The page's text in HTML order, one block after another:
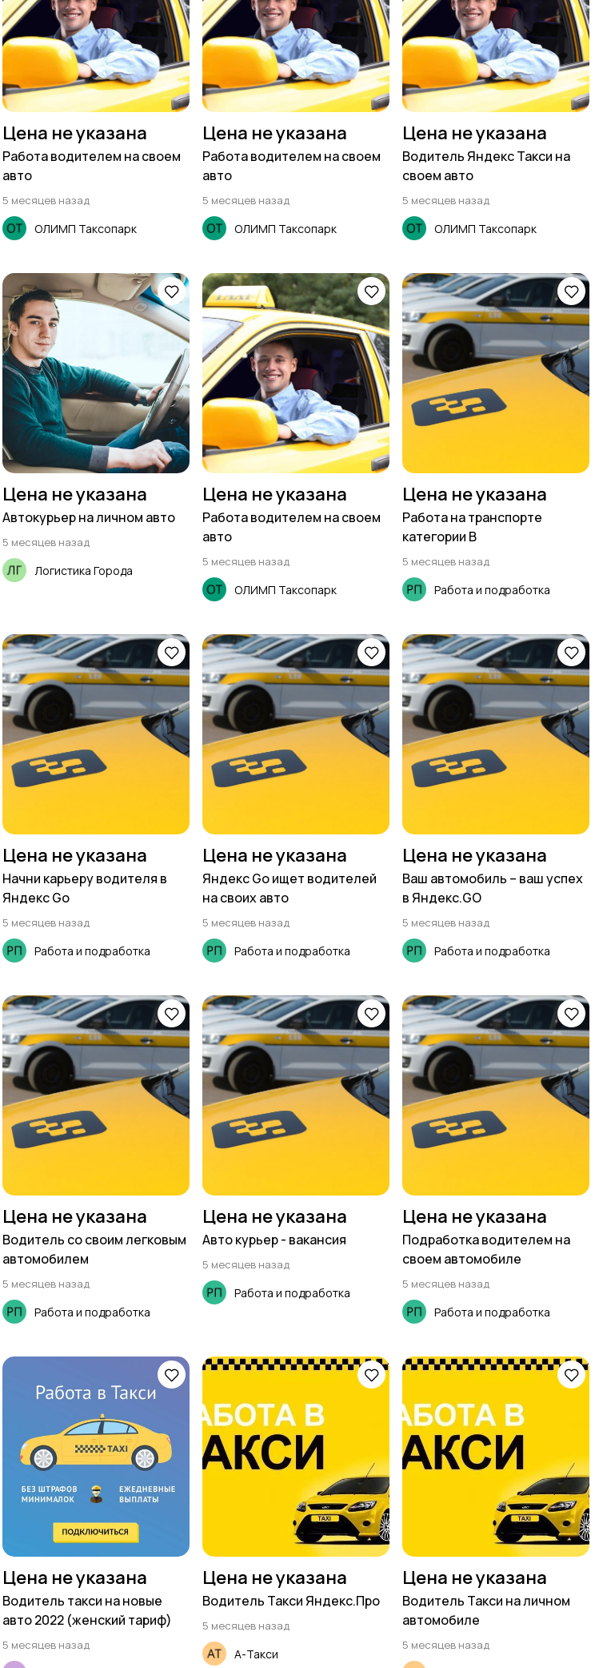
Цена не указана
Работа водителем на своем
авто
5 месяцев назад
ОЛИМП Таксопарк
Цена не указана
Работа водителем на своем
авто
5 месяцев назад
ОЛИМП Таксопарк
Цена не указана
Водитель Яндекс Такси на
своем авто
5 месяцев назад
ОЛИМП Таксопарк
Цена не указана
Автокурьер на личном авто
5 месяцев назад
Логистика Города
Цена не указана
Работа водителем на своем
авто
5 месяцев назад
ОЛИМП Таксопарк
Цена не указана
Работа на транспорте
категории В
5 месяцев назад
Работа и подработка
Цена не указана
Начни карьеру водителя в
Яндекс Go
5 месяцев назад
Работа и подработка
Цена не указана
Яндекс Go ищет водителей
на своих авто
5 месяцев назад
Работа и подработка
Цена не указана
Ваш автомобиль – ваш успех
в Яндекс.GO
5 месяцев назад
Работа и подработка
Цена не указана
Водитель со своим легковым
автомобилем
5 месяцев назад
Работа и подработка
Цена не указана
Авто курьер - вакансия
5 месяцев назад
Работа и подработка
Цена не указана
Подработка водителем на
своем автомобиле
5 месяцев назад
Работа и подработка
Цена не указана
Водитель такси на новые
авто 2022 (женский тариф)
5 месяцев назад
Цена не указана
Водитель Такси Яндекс.Про
5 месяцев назад
А-Такси
Цена не указана
Водитель Такси на личном
автомобиле
5 месяцев назад